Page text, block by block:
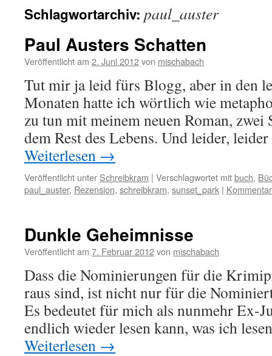
Schlagwortarchiv: paul_auster
Paul Austers Schatten
Veröffentlicht am 2. Juni 2012von mischabach
Tut mir ja leid fürs Blogg, aber in den
Monaten hatte ich wörtlich wie
zu tun mit meinem neuen Roman, zwei
dem Rest des Lebens. Und leider,
Weiterlesen →
Veröffentlicht unter Schreibkram | Verschlagwortet mitbuch,
paul_auster, Rezension, schreibkram, sunset_park |
Dunkle Geheimnisse
Veröffentlicht am 7. Februar 2012von mischabach
Dass die Nominierungen für die
raus sind, ist nicht nur für die
Es bedeutet für mich als nunmehr Ex-
endlich wieder lesen kann, was ich
Weiterlesen →